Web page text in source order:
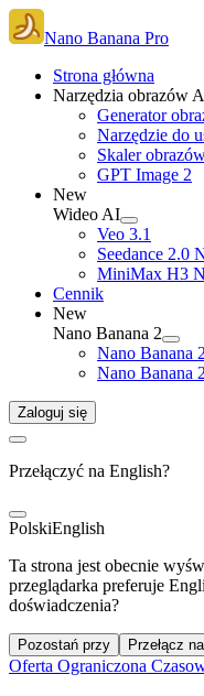
Nano Banana Pro
Strona główna
Narzędzia obrazów
Generator
Narzędzie do
Skaler
GPT Image 2
New
Wideo AI
Veo 3.1
Seedance 2.0
MiniMax H3
Cennik
New
Nano Banana 2
Nano Banana 2
Nano Banana
Zaloguj się
Przełączyć na English?
PolskiEnglish
Ta strona jest obecnie
przeglądarka preferuje
doświadczenia?
Pozostań przy Przełącz
Oferta Ograniczona